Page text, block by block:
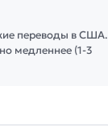
переводы в США.
медленнее (1-3